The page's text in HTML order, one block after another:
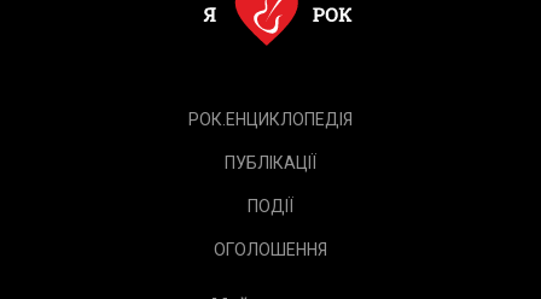
РОК.ЕНЦИКЛОПЕДІЯ
ПУБЛІКАЦІЇ
ПОДІЇ
ОГОЛОШЕННЯ